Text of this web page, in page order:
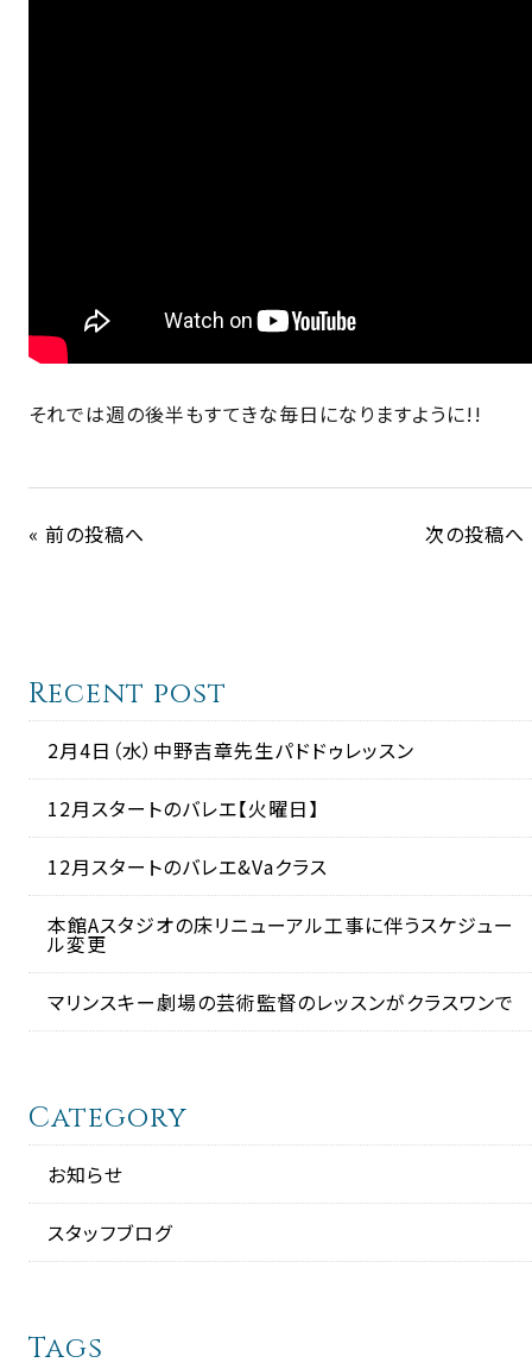
それでは週の後半もすてきな毎日になりますように!!
« 前の投稿へ 次の投稿へ
Recent post
2月4日（水）中野吉章先生パドドゥレッスン
12月スタートのバレエ【火曜日】
12月スタートのバレエ&Vaクラス
本館Aスタジオの床リニューアル工事に伴うスケジュー
ル変更
マリンスキー劇場の芸術監督のレッスンがクラスワンで
Category
お知らせ
スタッフブログ
Tags